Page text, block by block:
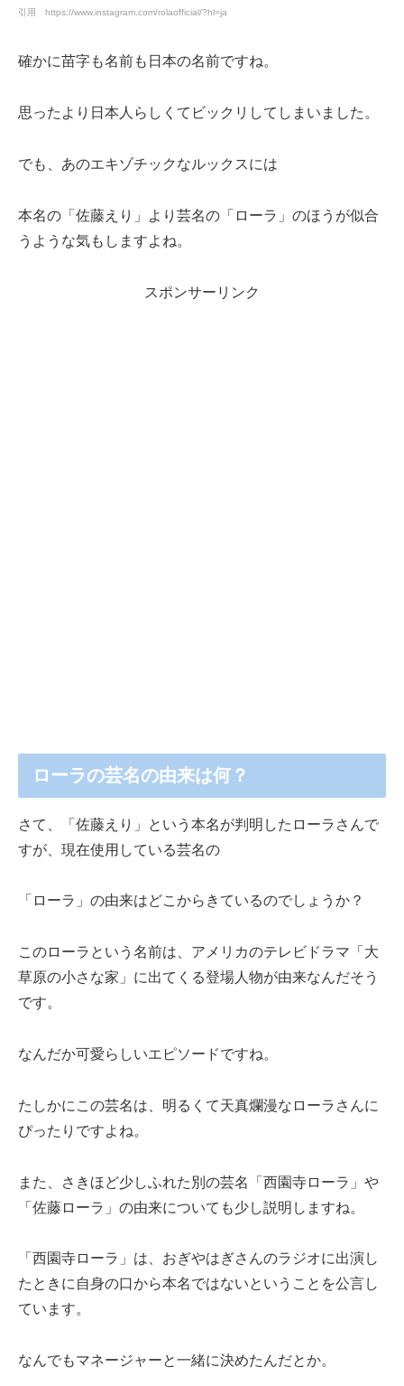
引用 https://www.instagram.com/rolaofficial/?hl=ja
確かに苗字も名前も日本の名前ですね。
思ったより日本人らしくてビックリしてしまいました。
でも、あのエキゾチックなルックスには
本名の「佐藤えり」より芸名の「ローラ」のほうが似合
うような気もしますよね。
スポンサーリンク
ローラの芸名の由来は何？
さて、「佐藤えり」という本名が判明したローラさんで
すが、現在使用している芸名の
「ローラ」の由来はどこからきているのでしょうか？
このローラという名前は、アメリカのテレビドラマ「大
草原の小さな家」に出てくる登場人物が由来なんだそう
です。
なんだか可愛らしいエピソードですね。
たしかにこの芸名は、明るくて天真爛漫なローラさんに
ぴったりですよね。
また、さきほど少しふれた別の芸名「西園寺ローラ」や
「佐藤ローラ」の由来についても少し説明しますね。
「西園寺ローラ」は、おぎやはぎさんのラジオに出演し
たときに自身の口から本名ではないということを公言し
ています。
なんでもマネージャーと一緒に決めたんだとか。